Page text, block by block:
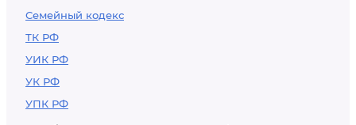
Семейный кодекс
ТК РФ
УИК РФ
УК РФ
УПК РФ